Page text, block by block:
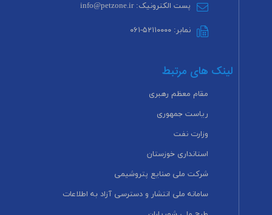
پست الکترونیک: info@petzone.ir
نمابر: ۵۲۱۱۰۰۰۰-۰۶۱
لینک های مرتبط
مقام معظم رهبری
ریاست جمهوری
وزارت نفت
استانداری خوزستان
شرکت ملی صنایع پتروشیمی
سامانه ملی انتشار و دسترسی آزاد به اطلاعات